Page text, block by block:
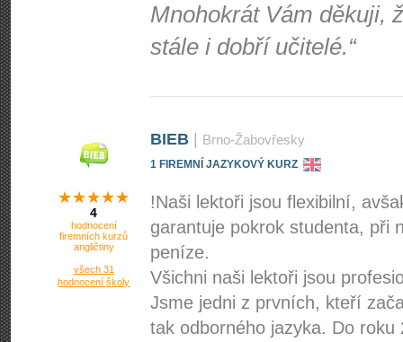
Mnohokrát Vám děkuji,
stále i dobří učitelé.“
BIEB Brno-Žabovřesky
1 FIREMNÍ JAZYKOVÝ KURZ
4
hodnocení
firemních kurzů
angličtiny
všech 31
hodnocení školy
!Naši lektoři jsou flexibilní,
garantuje pokrok studenta, při
peníze.
Všichni naši lektoři jsou
Jsme jedni z prvních, kteří
tak odborného jazyka. Do